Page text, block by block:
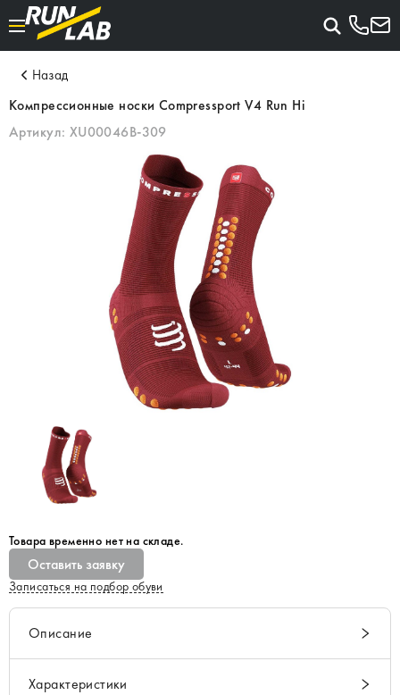
Назад
Компрессионные носки Compressport V4 Run Hi
Артикул: XU00046B-309
Товара временно нет на складе.
Оставить заявку
Записаться на подбор обуви
Описание
Характеристики